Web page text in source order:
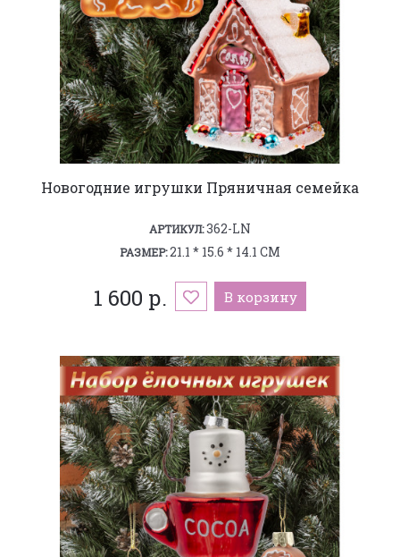
Новогодние игрушки Пряничная семейка
АРТИКУЛ:362-LN
РАЗМЕР:21.1 * 15.6 * 14.1 СМ
1 600 р. В корзину